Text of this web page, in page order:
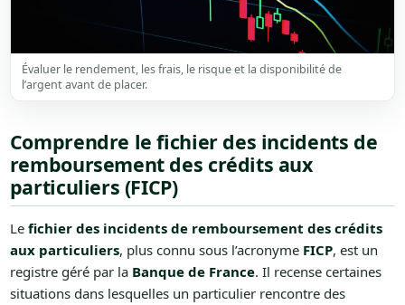
Évaluer le rendement, les frais, le risque et la disponibilité de
l’argent avant de placer.
Comprendre le fichier des incidents de
remboursement des crédits aux
particuliers (FICP)
Le fichier des incidents de remboursement des crédits
aux particuliers, plus connu sous l’acronyme FICP, est un
registre géré par la Banque de France. Il recense certaines
situations dans lesquelles un particulier rencontre des